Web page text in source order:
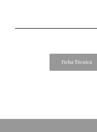
Ficha Técnica